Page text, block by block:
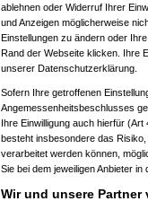
ablehnen oder Widerruf Ihrer
und Anzeigen möglicherweise
Einstellungen zu ändern oder
Rand der Webseite klicken. Ihre
unserer Datenschutzerklärung.
Sofern Ihre getroffenen
Angemessenheitsbeschlusses
Ihre Einwilligung auch hierfür
besteht insbesondere das
verarbeitet werden können,
Sie bei dem jeweiligen Anbieter in
Wir und unsere